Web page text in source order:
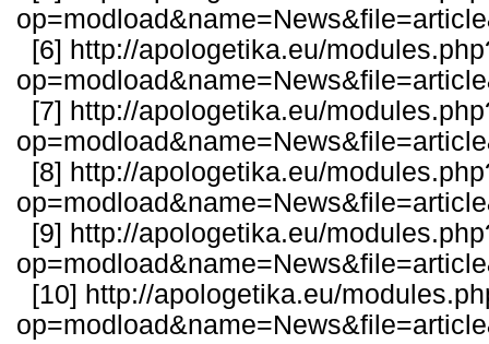
[6] http://apologetika.eu/
[7] http://apologetika.eu/
[8] http://apologetika.eu/
[9] http://apologetika.eu/
[10] http://apologetika.eu/